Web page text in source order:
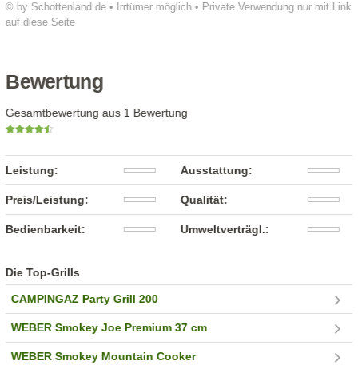
© by Schottenland.de • Irrtümer möglich • Private Verwendung nur mit Link
auf diese Seite
Bewertung
Gesamtbewertung aus 1 Bewertung
Leistung: Ausstattung:
Preis/Leistung: Qualität:
Bedienbarkeit: Umweltverträgl.:
Die Top-Grills
CAMPINGAZ Party Grill 200
WEBER Smokey Joe Premium 37 cm
WEBER Smokey Mountain Cooker